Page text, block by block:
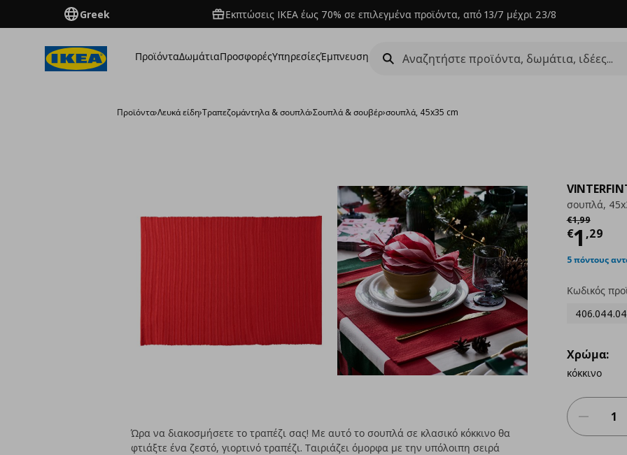
Greek Εκπτώσεις IKEA έως 70% σε επιλεγμένα προϊόντα, από 13/7 μέχρι 23/8
ΠροϊόνταΔωμάτιαΠροσφορέςΥπηρεσίεςΈμπνευση
Προϊόντα›Λευκά είδη›Τραπεζομάντηλα & σουπλά›Σουπλά & σουβέρ›σουπλά, 45x35 cm
σουπλά,
€1,99
Αρχική τιμή
€1 ,29
5 πόντους
Κωδικός
406.044.04
Χρώμα:
κόκκινο
Ώρα να διακοσμήσετε το τραπέζι σας! Με αυτό το σουπλά σε κλασικό κόκκινο θα
φτιάξτε ένα ζεστό, γιορτινό τραπέζι. Ταιριάζει όμορφα με την υπόλοιπη σειρά